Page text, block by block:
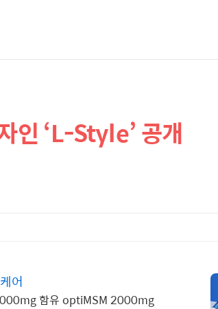
인 ‘L-Style’ 공개
어
함유 optiMSM 2000mg